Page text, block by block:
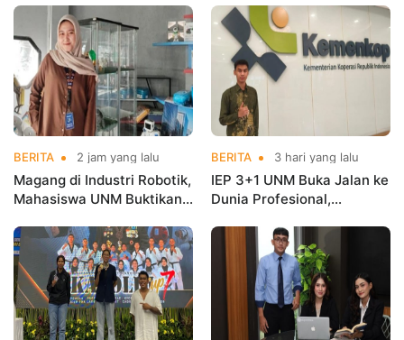
BERITA 2 jam yang lalu
Magang di Industri Robotik,
Mahasiswa UNM Buktikan
dengan Dunia Kerja
BERITA 3 hari yang lalu
IEP 3+1 UNM Buka Jalan ke
Dunia Profesional,
Kementerian Koperasi